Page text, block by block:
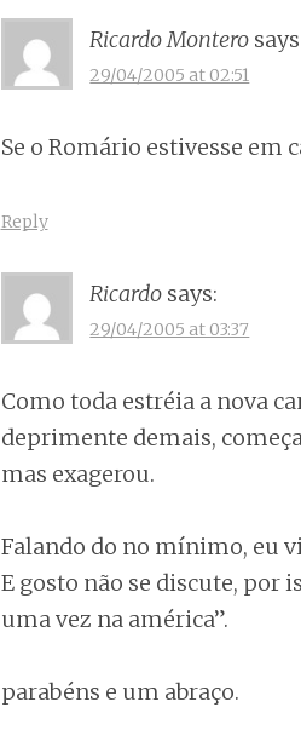
Ricardo Montero
29/04/2005 at 02:51
Se o Romário estivesse em
Reply
Ricardo says:
29/04/2005 at 03:37
Como toda estréia a nova
deprimente demais,
mas exagerou.
Falando do no mínimo, eu
E gosto não se discute, por
uma vez na américa”.
parabéns e um abraço.